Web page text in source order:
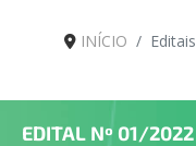
INÍCIO
EDITAL Nº 01/2022